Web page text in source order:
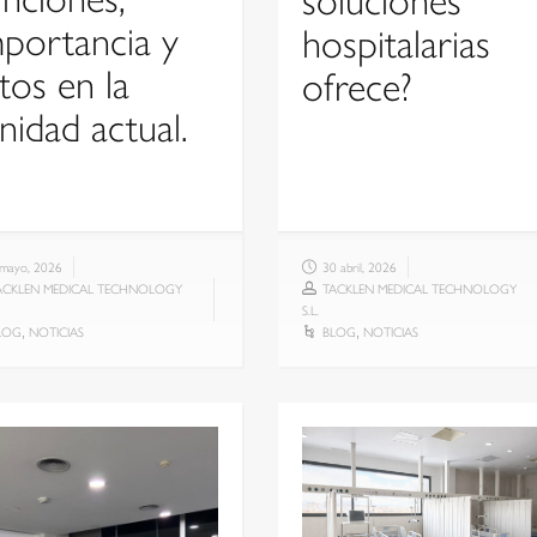
y
en la
actual.
2026
MEDICAL TECHNOLOGY
NOTICIAS
hospitalarias
ofrece?
30 abril, 2026
TACKLEN MEDICAL TECHNOLOGY
S.L.
BLOG NOTICIAS